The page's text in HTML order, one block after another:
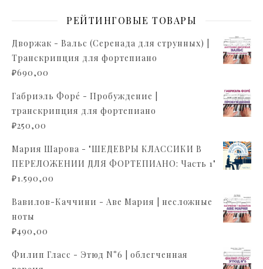
РЕЙТИНГОВЫЕ ТОВАРЫ
Дворжак - Вальс (Серенада для струнных) |
Транскрипция для фортепиано
₽690,00
Габриэль Форé - Пробуждение |
транскрипция для фортепиано
₽250,00
Мария Шарова - "ШЕДЕВРЫ КЛАССИКИ В
ПЕРЕЛОЖЕНИИ ДЛЯ ФОРТЕПИАНО: Часть 1"
₽1.590,00
Вавилов-Каччини - Аве Мария | несложные
ноты
₽490,00
Филип Гласс - Этюд N°6 | облегченная